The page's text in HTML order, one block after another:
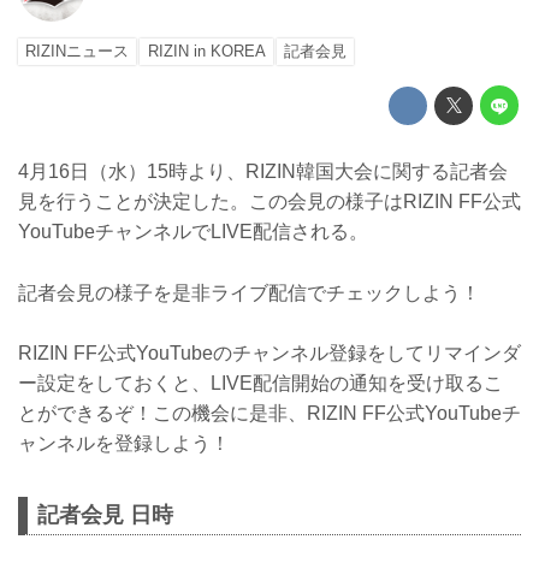
RIZINニュース RIZIN in KOREA 記者会見
4月16日（水）15時より、RIZIN韓国大会に関する記者会
見を行うことが決定した。この会見の様子はRIZIN FF公式
YouTubeチャンネルでLIVE配信される。
記者会見の様子を是非ライブ配信でチェックしよう！
RIZIN FF公式YouTubeのチャンネル登録をしてリマインダ
ー設定をしておくと、LIVE配信開始の通知を受け取るこ
とができるぞ！この機会に是非、RIZIN FF公式YouTubeチ
ャンネルを登録しよう！
記者会見 日時